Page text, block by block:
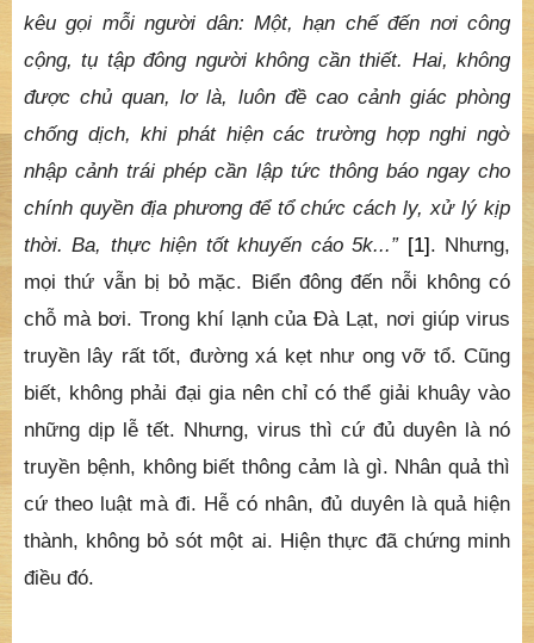
kêu gọi mỗi người dân: Một, hạn chế đến nơi công
cộng, tụ tập đông người không cần thiết. Hai, không
được chủ quan, lơ là, luôn đề cao cảnh giác phòng
chống dịch, khi phát hiện các trường hợp nghi ngờ
nhập cảnh trái phép cần lập tức thông báo ngay cho
chính quyền địa phương để tổ chức cách ly, xử lý kịp
thời. Ba, thực hiện tốt khuyến cáo 5k...” [1]. Nhưng,
mọi thứ vẫn bị bỏ mặc. Biển đông đến nỗi không có
chỗ mà bơi. Trong khí lạnh của Đà Lạt, nơi giúp virus
truyền lây rất tốt, đường xá kẹt như ong vỡ tổ. Cũng
biết, không phải đại gia nên chỉ có thể giải khuây vào
những dịp lễ tết. Nhưng, virus thì cứ đủ duyên là nó
truyền bệnh, không biết thông cảm là gì. Nhân quả thì
cứ theo luật mà đi. Hễ có nhân, đủ duyên là quả hiện
thành, không bỏ sót một ai. Hiện thực đã chứng minh
điều đó.